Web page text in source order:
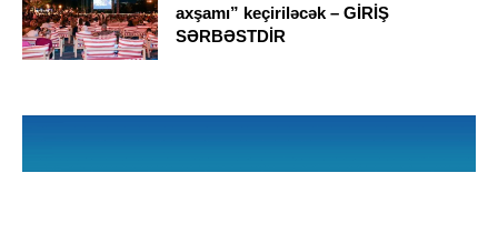
axşamı” keçiriləcək – GİRİŞ
SƏRBƏSTDİR